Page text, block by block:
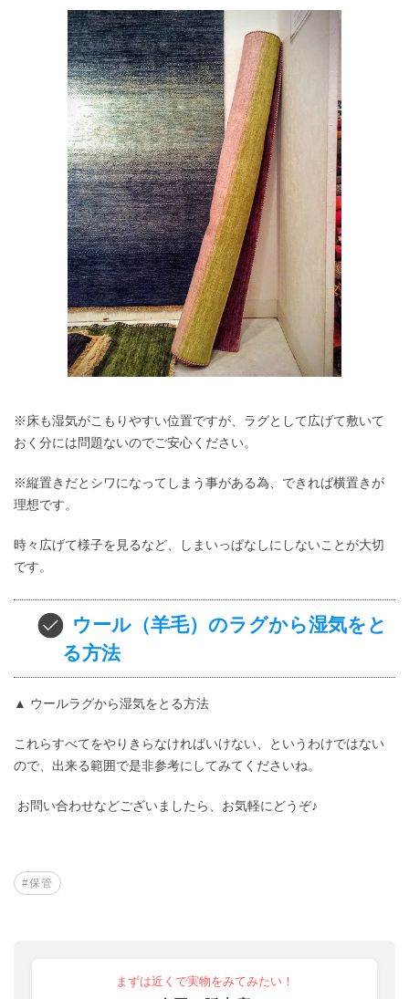
※床も湿気がこもりやすい位置ですが、ラグとして広げて敷いて
おく分には問題ないのでご安心ください。
※縦置きだとシワになってしまう事がある為、できれば横置きが
理想です。
時々広げて様子を見るなど、しまいっぱなしにしないことが大切
です。
ウール（羊毛）のラグから湿気をと
る方法
▲ ウールラグから湿気をとる方法
これらすべてをやりきらなければいけない、というわけではない
ので、出来る範囲で是非参考にしてみてくださいね。
お問い合わせなどございましたら、お気軽にどうぞ♪
#保管
まずは近くで実物をみてみたい！